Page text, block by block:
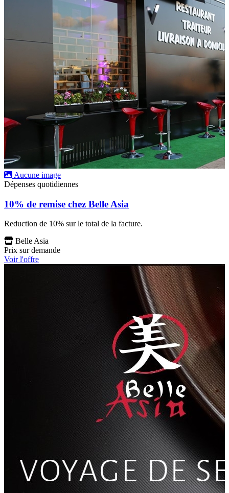
Aucune image
Dépenses quotidiennes
10% de remise chez Belle Asia
Reduction de 10% sur le total de la facture.
Belle Asia
Prix sur demande
Voir l'offre